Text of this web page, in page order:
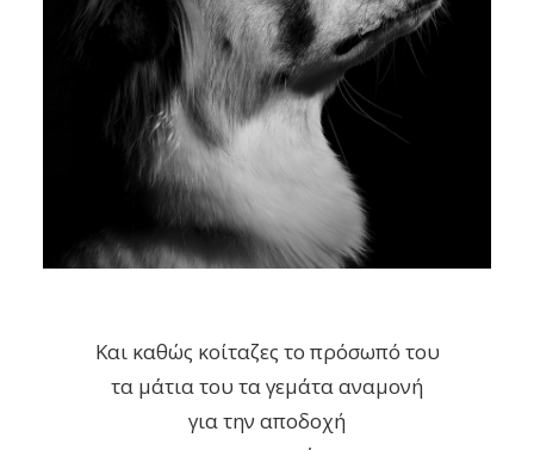
Και καθώς κοίταζες το πρόσωπό του
τα μάτια του τα γεμάτα αναμονή
για την αποδοχή